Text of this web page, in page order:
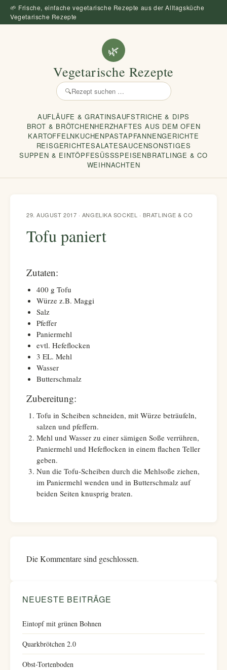
🌱 Frische, einfache vegetarische Rezepte aus der Alltagsküche
Vegetarische Rezepte
🌿
Vegetarische Rezepte
🔍
Rezept
AUFLÄUFE & GRATINSAUFSTRICHE & DIPS
BROT & BRÖTCHENHERZHAFTES AUS DEM OFEN
KARTOFFELNKUCHENPASTAPFANNENGERICHTE
REISGERICHTESALATESAUCENSONSTIGES
SUPPEN & EINTÖPFESÜSSSPEISEN
BRATLINGE & CO
WEIHNACHTEN
29. AUGUST 2017 · ANGELIKA SOCKEL · BRATLINGE & CO
Tofu paniert
Zutaten:
400 g Tofu
Würze z.B. Maggi
Salz
Pfeffer
Paniermehl
evtl. Hefeflocken
3 EL. Mehl
Wasser
Butterschmalz
Zubereitung:
Tofu in Scheiben schneiden, mit Würze beträufeln,
salzen und pfeffern.
Mehl und Wasser zu einer sämigen Soße verrühren,
Paniermehl und Hefeflocken in einem flachen Teller
geben.
Nun die Tofu-Scheiben durch die Mehlsoße ziehen,
im Paniermehl wenden und in Butterschmalz auf
beiden Seiten knusprig braten.
Die Kommentare sind geschlossen.
NEUESTE BEITRÄGE
Eintopf mit grünen Bohnen
Quarkbrötchen 2.0
Obst-Tortenboden